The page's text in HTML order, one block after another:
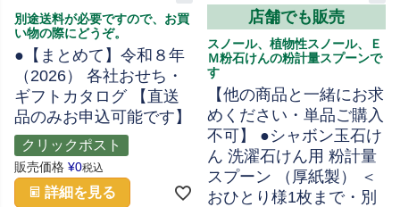
別途送料が必要ですので、お買
い物の際にどうぞ。
●【まとめて】令和８年
（2026） 各社おせち・
ギフトカタログ 【直送
品のみお申込可能です】
クリックポスト
販売価格 ¥0税込
詳細を見る
店舗でも販売
スノール、植物性スノール、Ｅ
Ｍ粉石けんの粉計量スプーンで
す
【他の商品と一緒にお求
めください・単品ご購入
不可】 ●シャボン玉石け
ん 洗濯石けん用 粉計量
スプーン （厚紙製） ＜
おひとり様1枚まで・別